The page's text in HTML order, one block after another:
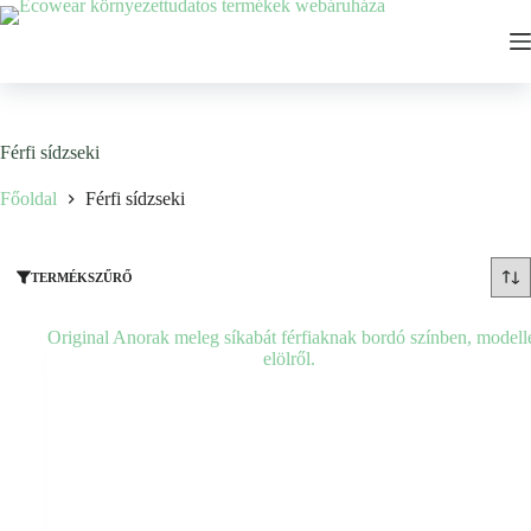
Ugrás
a
Férfi sídzseki
Főoldal Férfi sídzseki
TERMÉKSZŰRŐ